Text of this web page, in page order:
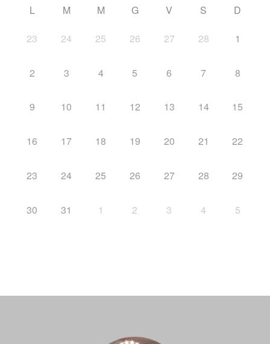
L M M G V S D
23 24 25 26 27 28 1
2 3 4 5 6 7 8
9 10 11 12 13 14 15
16 17 18 19 20 21 22
23 24 25 26 27 28 29
30 31 1 2 3 4 5